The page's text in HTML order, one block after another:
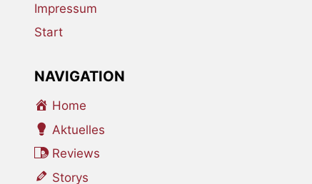
Impressum
Start
NAVIGATION
Home
Aktuelles
Reviews
Storys